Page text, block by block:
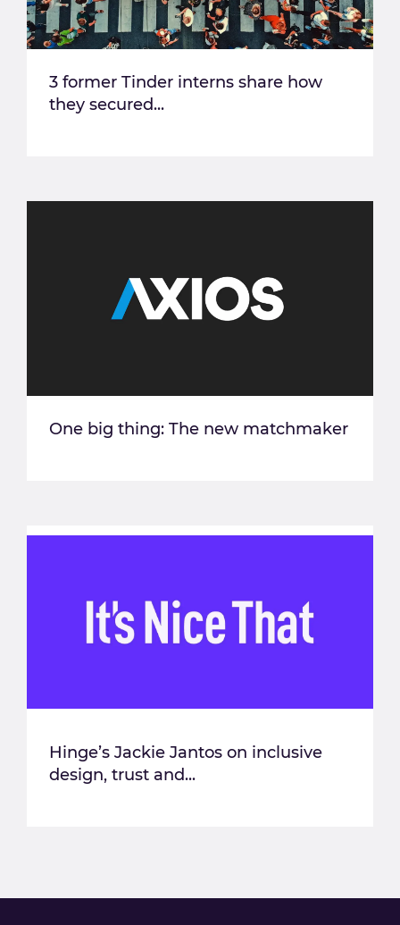
3 former Tinder interns share how
they secured...
One big thing: The new matchmaker
Hinge’s Jackie Jantos on inclusive
design, trust and...